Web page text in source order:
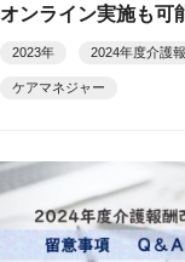
オンライン実施も可
2023年 2024年度介護
ケアマネジャー